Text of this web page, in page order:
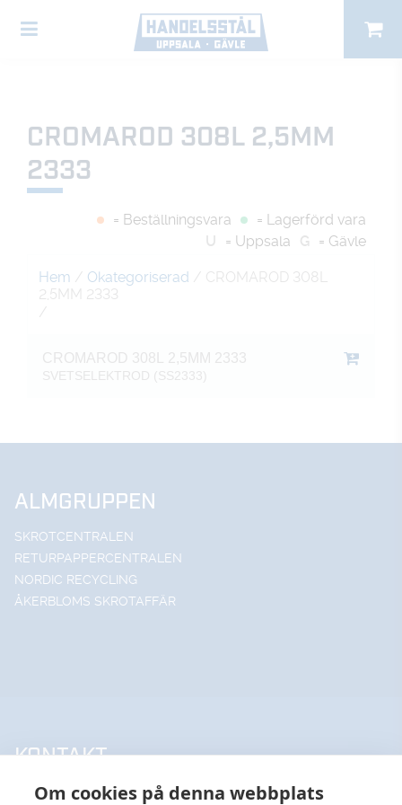
Om cookies på denna webbplats
CROMAROD 308L 2,5MM
2333
= Beställningsvara
= Lagerförd vara
U
= Uppsala G = Gävle
Hem / Okategoriserad / CROMAROD 308L
2,5MM 2333
/
CROMAROD 308L 2,5MM 2333
SVETSELEKTROD (SS2333)
ALMGRUPPEN
SKROTCENTRALEN
RETURPAPPERCENTRALEN
NORDIC RECYCLING
ÅKERBLOMS SKROTAFFÄR
KONTAKT
UPPSALA HANDELSSTÅL AB